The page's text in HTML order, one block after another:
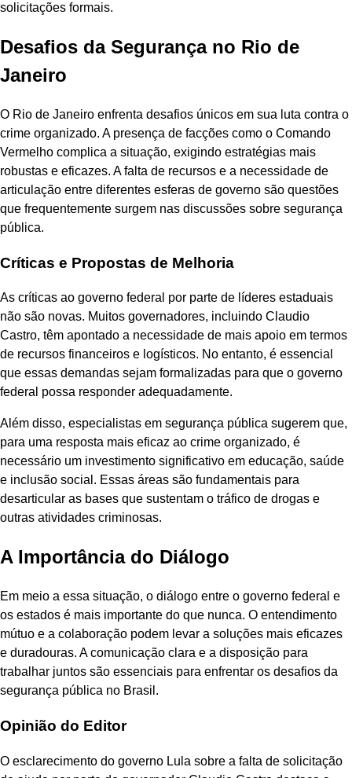
solicitações formais.
Desafios da Segurança no Rio de
Janeiro
O Rio de Janeiro enfrenta desafios únicos em sua luta contra o
crime organizado. A presença de facções como o Comando
Vermelho complica a situação, exigindo estratégias mais
robustas e eficazes. A falta de recursos e a necessidade de
articulação entre diferentes esferas de governo são questões
que frequentemente surgem nas discussões sobre segurança
pública.
Críticas e Propostas de Melhoria
As críticas ao governo federal por parte de líderes estaduais
não são novas. Muitos governadores, incluindo Claudio
Castro, têm apontado a necessidade de mais apoio em termos
de recursos financeiros e logísticos. No entanto, é essencial
que essas demandas sejam formalizadas para que o governo
federal possa responder adequadamente.
Além disso, especialistas em segurança pública sugerem que,
para uma resposta mais eficaz ao crime organizado, é
necessário um investimento significativo em educação, saúde
e inclusão social. Essas áreas são fundamentais para
desarticular as bases que sustentam o tráfico de drogas e
outras atividades criminosas.
A Importância do Diálogo
Em meio a essa situação, o diálogo entre o governo federal e
os estados é mais importante do que nunca. O entendimento
mútuo e a colaboração podem levar a soluções mais eficazes
e duradouras. A comunicação clara e a disposição para
trabalhar juntos são essenciais para enfrentar os desafios da
segurança pública no Brasil.
Opinião do Editor
O esclarecimento do governo Lula sobre a falta de solicitação